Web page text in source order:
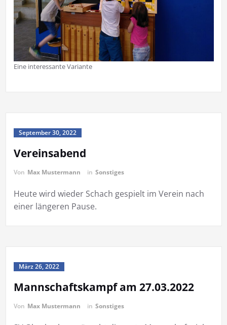
Eine interessante Variante
September 30, 2022
Vereinsabend
Von Max Mustermann in Sonstiges
Heute wird wieder Schach gespielt im Verein nach
einer längeren Pause.
März 26, 2022
Mannschaftskampf am 27.03.2022
Von Max Mustermann in Sonstiges